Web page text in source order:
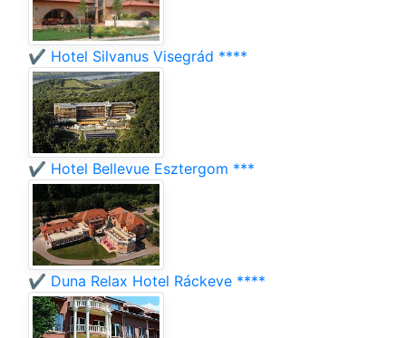
✔️ Hotel Silvanus Visegrád ****
✔️ Hotel Bellevue Esztergom ***
✔️ Duna Relax Hotel Ráckeve ****